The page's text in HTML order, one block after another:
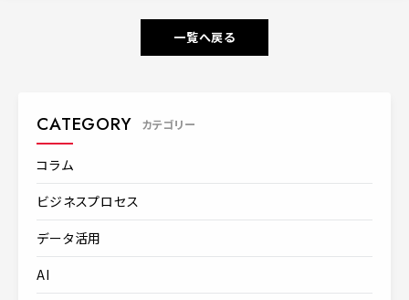
一覧へ戻る
CATEGORY カテゴリー
コラム
ビジネスプロセス
データ活用
AI